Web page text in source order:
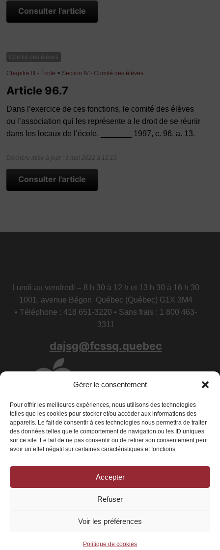
Gérer le consentement
Pour offrir les meilleures expériences, nous utilisons des technologies
telles que les cookies pour stocker et/ou accéder aux informations des
appareils. Le fait de consentir à ces technologies nous permettra de traiter
des données telles que le comportement de navigation ou les ID uniques
sur ce site. Le fait de ne pas consentir ou de retirer son consentement peut
avoir un effet négatif sur certaines caractéristiques et fonctions.
Accepter
Refuser
Voir les préférences
Politique de cookies
Consulter l'article
Comité des élèves
Chapitre III - École > Section IV - Comité des élèves
Article 96.7
Dans l’exercice de ces fonctions, le comité des élèves
ou l’association qui les représente a le droit de se réunir
dans les locaux de l’école. _______ 1997, c. 96, a. 13.
Dernière mise à jour : 3 mai 2022 à 15:15
Consulter l'article
Lundi au vendredi – 8 h 30 à 12 h et 13 h 30 à 16 h 30
1001, avenue Bégon Québec (Québec) G1X 3M4
• Téléphone : 418 651-3220 • Sans frais : 1 800 463-
3311
dajsg@fcssq.quebec
Déclaration de confidentialité